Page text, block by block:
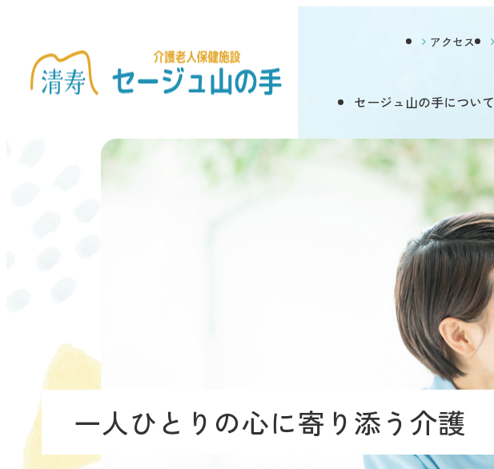
アクセス
セージュ山の手について
一人ひとりの心に寄り添う介護